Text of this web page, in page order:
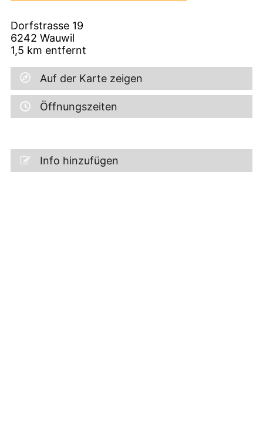
Dorfstrasse 19
6242 Wauwil
1,5 km entfernt
Auf der Karte zeigen
Öffnungszeiten
Info hinzufügen